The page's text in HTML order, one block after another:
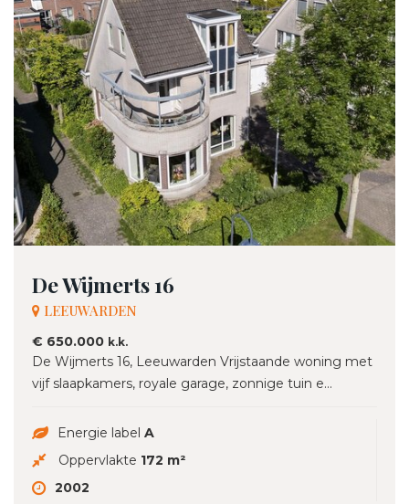
De Wijmerts 16
LEEUWARDEN
€ 650.000 k.k.
De Wijmerts 16, Leeuwarden Vrijstaande woning met
vijf slaapkamers, royale garage, zonnige tuin e...
Energie label A
Oppervlakte 172 m²
2002